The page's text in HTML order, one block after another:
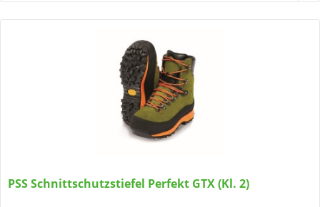
PSS Schnittschutzstiefel Perfekt GTX (Kl. 2)